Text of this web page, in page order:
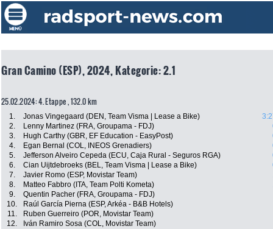
Gran Camino (ESP), 2024, Kategorie: 2.1
25.02.2024: 4. Etappe , 132.0 km
1. Jonas Vingegaard (DEN, Team Visma | Lease a Bike)
2.
Lenny Martinez (FRA, Groupama - FDJ)
3.
Hugh Carthy (GBR, EF Education - EasyPost)
4.
Egan Bernal (COL, INEOS Grenadiers)
5.
Jefferson Alveiro Cepeda (ECU, Caja Rural - Seguros RGA)
6.
Cian Uijtdebroeks (BEL, Team Visma | Lease a Bike)
7.
Javier Romo (ESP, Movistar Team)
8.
Matteo Fabbro (ITA, Team Polti Kometa)
9.
Quentin Pacher (FRA, Groupama - FDJ)
10.
Raúl García Pierna (ESP, Arkéa - B&B Hotels)
11.
Ruben Guerreiro (POR, Movistar Team)
12.
Iván Ramiro Sosa (COL, Movistar Team)